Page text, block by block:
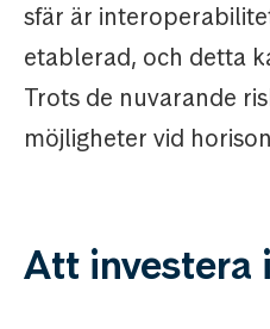
sfär är
etablerad, och detta
Trots de nuvarande
möjligheter vid
Att investera